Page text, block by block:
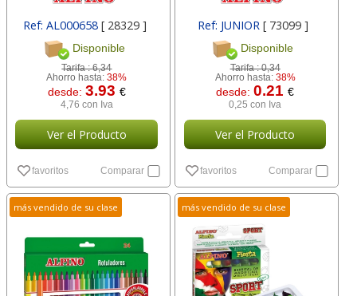
Ref: AL000658 [ 28329 ]
Disponible
Tarifa :6,34
Ahorro hasta:38%
desde: 3.93 €
4,76 con Iva
Ver el Producto
favoritos Comparar
Ref: JUNIOR [ 73099 ]
Disponible
Tarifa :0,34
Ahorro hasta: 38%
desde:0.21€
0,25 con Iva
Ver el Producto
favoritos Comparar
más vendido de su clase más vendido de su clase